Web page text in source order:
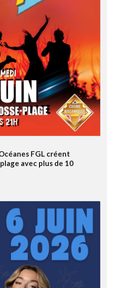
FGL créent
avec plus de 10